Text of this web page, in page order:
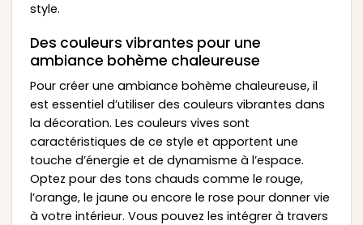
style.
Des couleurs vibrantes pour une
ambiance bohème chaleureuse
Pour créer une ambiance bohème chaleureuse, il
est essentiel d’utiliser des couleurs vibrantes dans
la décoration. Les couleurs vives sont
caractéristiques de ce style et apportent une
touche d’énergie et de dynamisme à l’espace.
Optez pour des tons chauds comme le rouge,
l’orange, le jaune ou encore le rose pour donner vie
à votre intérieur. Vous pouvez les intégrer à travers